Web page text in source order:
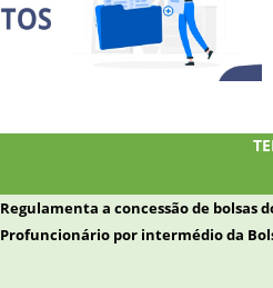
Regulamenta a concessão de bolsas
Profuncionário por intermédio da